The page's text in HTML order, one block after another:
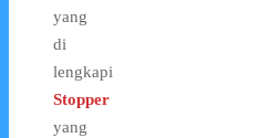
yang
di
lengkapi
Stopper
yang